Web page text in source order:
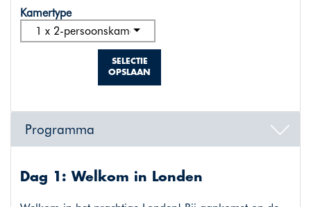
Kamertype
1 x 2-persoonskamer standaard
SELECTIE
OPSLAAN
Programma
Dag 1: Welkom in Londen